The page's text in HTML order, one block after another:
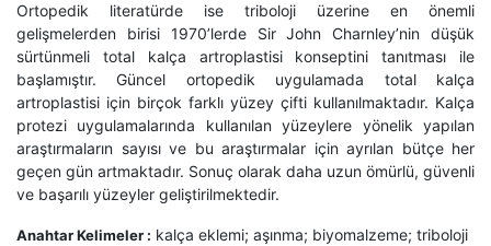
Ortopedik literatürde ise triboloji üzerine en önemli
gelişmelerden birisi 1970’lerde Sir John Charnley’nin düşük
sürtünmeli total kalça artroplastisi konseptini tanıtması ile
başlamıştır. Güncel ortopedik uygulamada total kalça
artroplastisi için birçok farklı yüzey çifti kullanılmaktadır. Kalça
protezi uygulamalarında kullanılan yüzeylere yönelik yapılan
araştırmaların sayısı ve bu araştırmalar için ayrılan bütçe her
geçen gün artmaktadır. Sonuç olarak daha uzun ömürlü, güvenli
ve başarılı yüzeyler geliştirilmektedir.
Anahtar Kelimeler : kalça eklemi; aşınma; biyomalzeme; triboloji